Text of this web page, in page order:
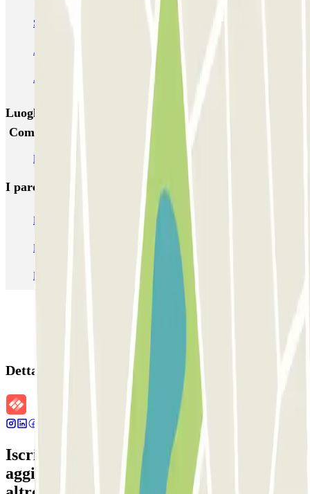
SABA Sa Gerreria
AENA Aeropuerto de Palma de Mallorca - General
AENA Aeropuerto de Palma de Mallorca - Preferente
Luoghi ed eventi che potrebbero interessarti vicino a
Comte Sallent Copark
Parcheggi all’Aeroporto di Palma di Maiorca (PMI)
I parcheggi
Parcheggio Venezia Parcheggio Piazzale Roma Venezia
Parcheggio Roma Parcheggio Milano
Parcheggio Malpensa Terminal 1 Parcheggio Malpensa
Dettagli della prenotazione
Iscriviti alla nostra Newsletter e rimani
aggiornato su sconti, concorsi e tante